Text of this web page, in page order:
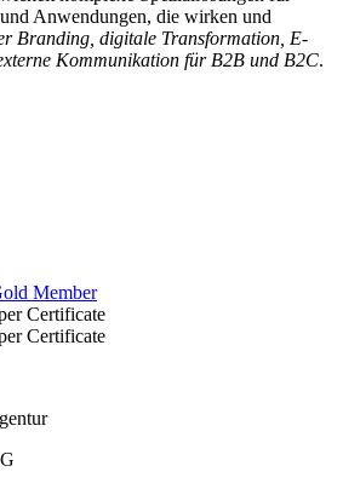
Anwendungen, die wirken und
Branding, digitale Transformation, E-
Kommunikation für B2B und B2C.